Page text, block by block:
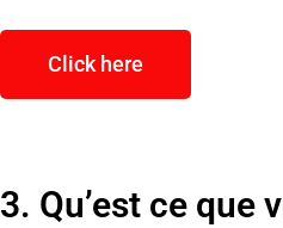
Click here
3. Qu’est ce que